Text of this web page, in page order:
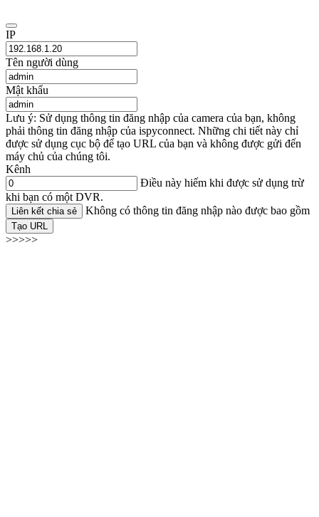
IP
Tên người dùng
Mật khẩu
Lưu ý: Sử dụng thông tin đăng nhập của camera của bạn, không
phải thông tin đăng nhập của ispyconnect. Những chi tiết này chỉ
được sử dụng cục bộ để tạo URL của bạn và không được gửi đến
máy chủ của chúng tôi.
Kênh
Điều này hiếm khi được sử dụng trừ
khi bạn có một DVR.
Liên kết chia sẻ Không có thông tin đăng nhập nào được bao gồm
Tạo URL
>>>>>